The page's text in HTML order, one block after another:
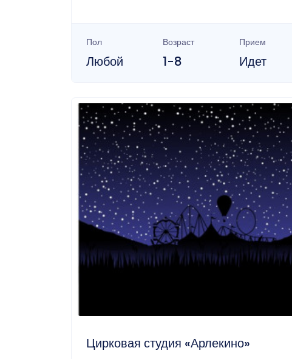
Пол
Любой
Возраст
1-8
Прием
Идет
Цирковая студия «Арлекино»